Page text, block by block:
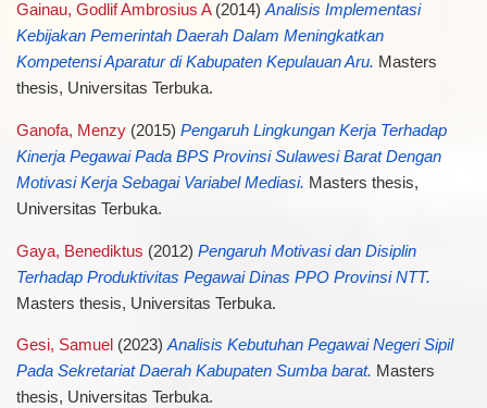
Gainau, Godlif Ambrosius A(2014)Analisis Implementasi
Kebijakan Pemerintah Daerah Dalam Meningkatkan
Kompetensi Aparatur di Kabupaten Kepulauan Aru. Masters
thesis, Universitas Terbuka.
Ganofa, Menzy(2015) Pengaruh Lingkungan Kerja Terhadap
Kinerja Pegawai Pada BPS Provinsi Sulawesi Barat Dengan
Motivasi Kerja Sebagai Variabel Mediasi. Masters thesis,
Universitas Terbuka.
Gaya, Benediktus (2012) Pengaruh Motivasi dan Disiplin
Terhadap Produktivitas Pegawai Dinas PPO Provinsi NTT.
Masters thesis, Universitas Terbuka.
Gesi, Samuel (2023)Analisis Kebutuhan Pegawai Negeri Sipil
Pada Sekretariat Daerah Kabupaten Sumba barat. Masters
thesis, Universitas Terbuka.